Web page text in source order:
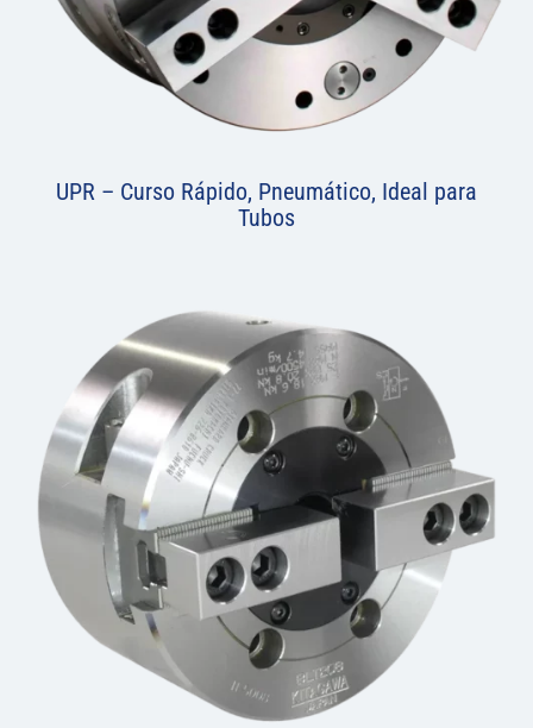
UPR – Curso Rápido, Pneumático, Ideal para
Tubos